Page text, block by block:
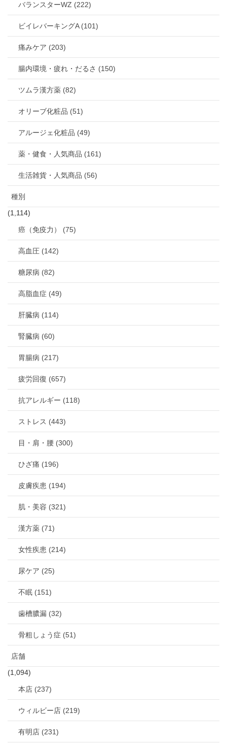
バランスターWZ (222)
ビイレバーキングA (101)
痛みケア (203)
腸内環境・疲れ・だるさ (150)
ツムラ漢方薬 (82)
オリーブ化粧品 (51)
アルージェ化粧品 (49)
薬・健食・人気商品 (161)
生活雑貨・人気商品 (56)
種別
(1,114)
癌（免疫力） (75)
高血圧 (142)
糖尿病 (82)
高脂血症 (49)
肝臓病 (114)
腎臓病 (60)
胃腸病 (217)
疲労回復 (657)
抗アレルギー (118)
ストレス (443)
目・肩・腰 (300)
ひざ痛 (196)
皮膚疾患 (194)
肌・美容 (321)
漢方薬 (71)
女性疾患 (214)
尿ケア (25)
不眠 (151)
歯槽膿漏 (32)
骨粗しょう症 (51)
店舗
(1,094)
本店 (237)
ウィルビー店 (219)
有明店 (231)